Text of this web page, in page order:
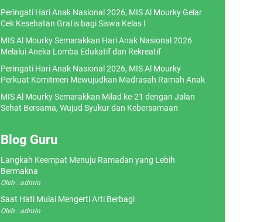
Peringati Hari Anak Nasional 2026, MIS Al Mourky Gelar
Cek Kesehatan Gratis bagi Siswa Kelas I
MIS Al Mourky Semarakkan Hari Anak Nasional 2026
Melalui Aneka Lomba Edukatif dan Rekreatif
Peringati Hari Anak Nasional 2026, MIS Al Mourky
Perkuat Komitmen Mewujudkan Madrasah Ramah Anak
MIS Al Mourky Semarakkan Milad ke-21 dengan Jalan
Sehat Bersama, Wujud Syukur dan Kebersamaan
Blog Guru
Langkah Keempat Menuju Ramadan yang Lebih
Bermakna
Oleh : admin
Saat Hati Mulai Mengerti Arti Berbagi
Oleh : admin